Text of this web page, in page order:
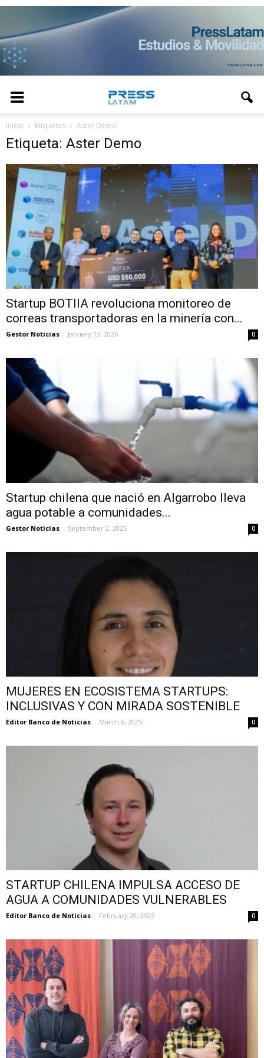
Inicio Etiquetas Aster Demo
Etiqueta: Aster Demo
Startup BOTIIA revoluciona monitoreo de
correas transportadoras en la minería con...
Gestor Noticias - January 13, 2026 0
Startup chilena que nació en Algarrobo lleva
agua potable a comunidades...
Gestor Noticias - September 2, 2025 0
MUJERES EN ECOSISTEMA STARTUPS:
INCLUSIVAS Y CON MIRADA SOSTENIBLE
Editor Banco de Noticias - March 6, 2025 0
STARTUP CHILENA IMPULSA ACCESO DE
AGUA A COMUNIDADES VULNERABLES
Editor Banco de Noticias - February 20, 2025 0